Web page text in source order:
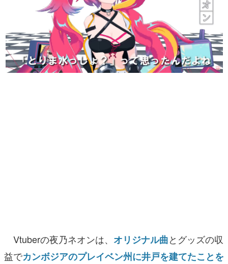
ゲームが変えた日本語
「経験値」「裏技」「ラスボス」… ゲームにまつわる言葉
の起源や用法の変遷を、コンピューター文化史研究家・タ
イニーP氏が徹底調査。
カテゴリ
Vtuberの夜乃ネオンは、 オリジナル曲とグッズの収
益でカンボジアのプレイベン州に井戸を建てたことを